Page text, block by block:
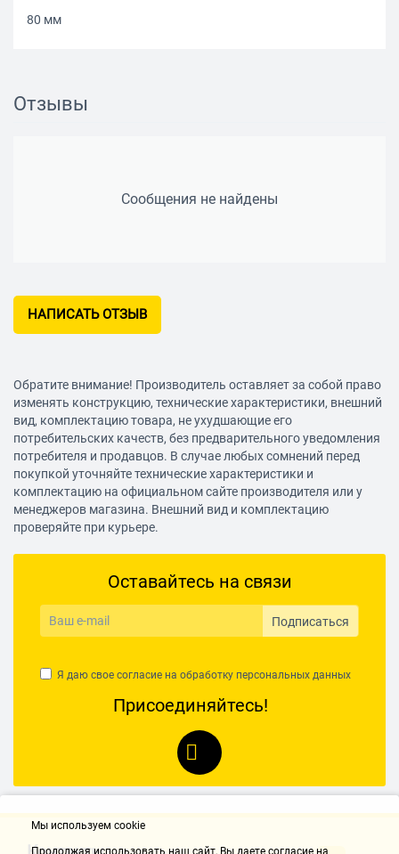
80 мм
есть
Прочие характеристики
Класс защиты
IP54
Время работы
5 ч
Автоматическое выключение
Подсветка
есть
Звуковая индикация
Батарейки (аккумулятор) в комплекте
есть
Отзывы
Сообщения не найдены
НАПИСАТЬ ОТЗЫВ
Обратите внимание! Производитель оставляет за собой право
изменять конструкцию, технические характеристики, внешний
вид, комплектацию товара, не ухудшающие его
потребительских качеств, без предварительного уведомления
потребителя и продавцов. В случае любых сомнений перед
покупкой уточняйте технические характеристики и
комплектацию на официальном сайте производителя или у
менеджеров магазина. Внешний вид и комплектацию
проверяйте при курьере.
Оставайтесь на связи
Подписаться
Я даю свое согласие на обработку персональных данных
Присоединяйтесь!
Мы используем cookie
Продолжая использовать наш cайт, Вы даете согласие на